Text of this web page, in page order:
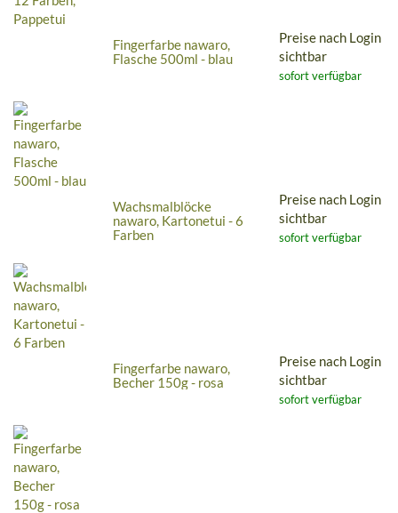
Fingerfarbe nawaro,
Flasche 500ml - blau
Preise nach Login
sichtbar
sofort verfügbar
Wachsmalblöcke
nawaro, Kartonetui - 6
Farben
Preise nach Login
sichtbar
sofort verfügbar
Fingerfarbe nawaro,
Becher 150g - rosa
Preise nach Login
sichtbar
sofort verfügbar